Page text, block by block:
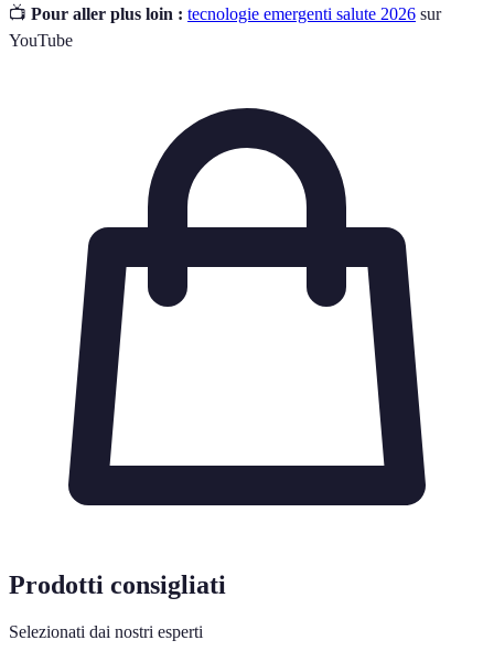
📺 Pour aller plus loin : tecnologie emergenti salute 2026 sur
YouTube
Prodotti consigliati
Selezionati dai nostri esperti